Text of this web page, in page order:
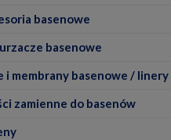
basenowe
basenowe
i membrany basenowe / linery
zamienne do basenów